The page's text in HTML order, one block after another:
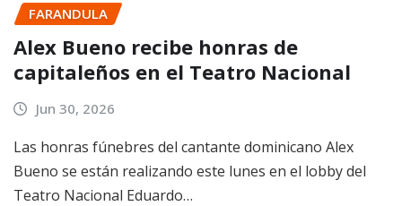
FARANDULA
Alex Bueno recibe honras de
capitaleños en el Teatro Nacional
Jun 30, 2026
Las honras fúnebres del cantante dominicano Alex
Bueno se están realizando este lunes en el lobby del
Teatro Nacional Eduardo…